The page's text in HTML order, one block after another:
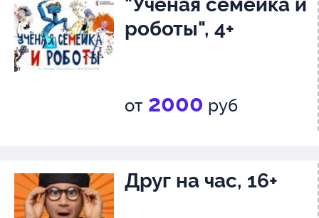
роботы", 4+
от 2000 руб
Друг на час, 16+